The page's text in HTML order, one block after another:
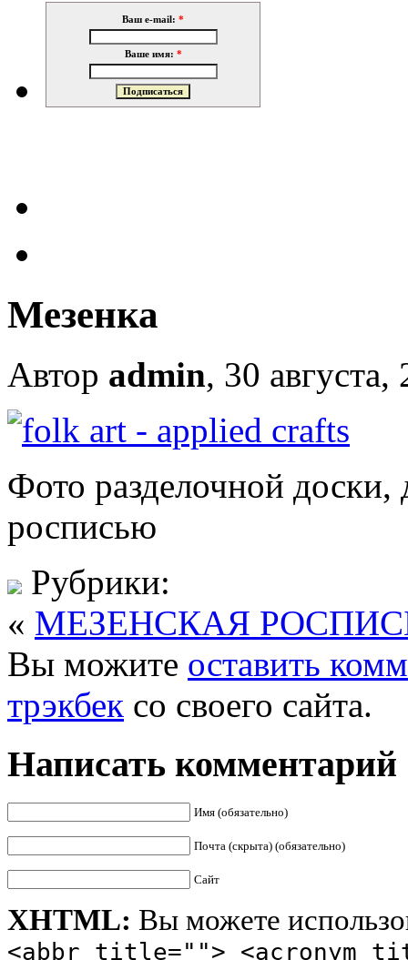
Ваш e-mail: *
Ваше имя: *
Мезенка
Автор admin, 30 августа,
Фото разделочной доски,
росписью
Рубрики:
« МЕЗЕНСКАЯ
Вы можите оставить
трэкбек со своего сайта.
Написать комментарий
Имя (обязательно)
Почта (скрыта) (обязательно)
Сайт
XHTML: Вы можете
<abbr title=""> <acronym